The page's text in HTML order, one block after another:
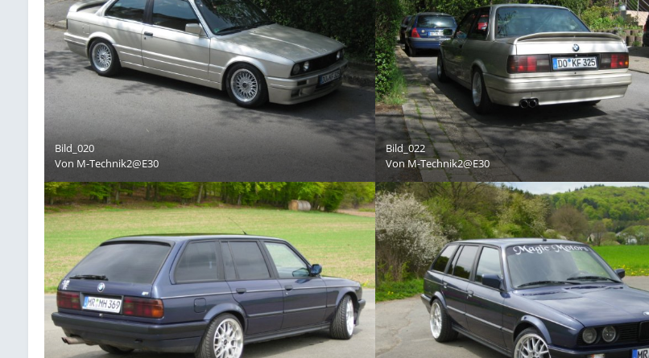
Bild_020
Von M-Technik2@E30
Bild_022
Von M-Technik2@E30